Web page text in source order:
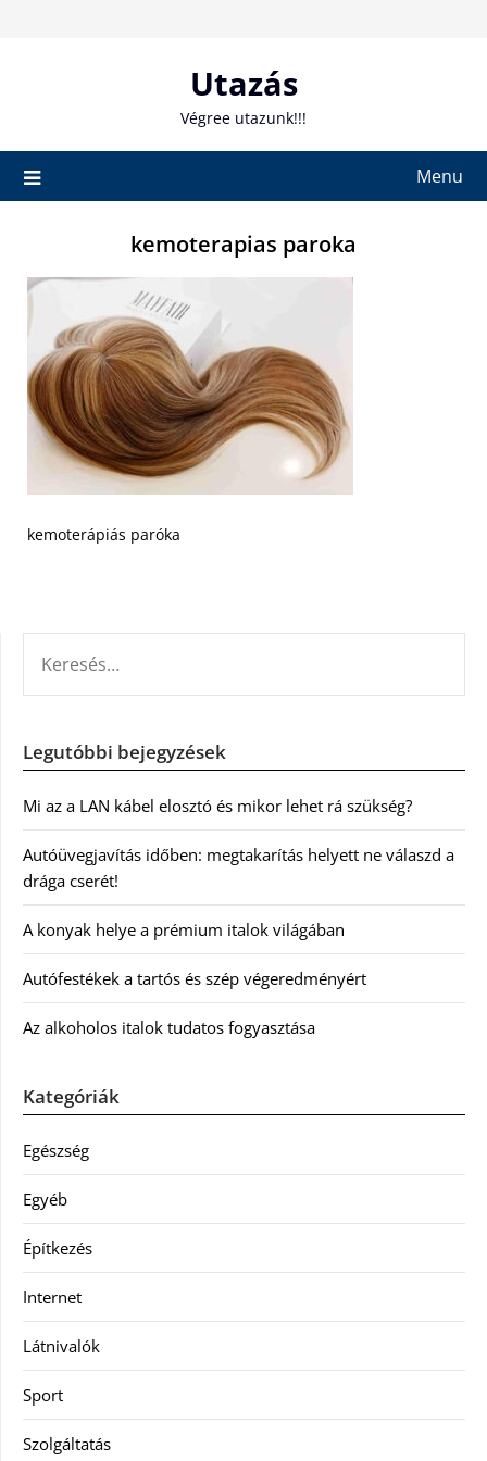
Utazás
Végree utazunk!!!
Menu
kemoterapias paroka
kemoterápiás paróka
Legutóbbi bejegyzések
Mi az a LAN kábel elosztó és mikor lehet rá szükség?
Autóüvegjavítás időben: megtakarítás helyett ne válaszd a
drága cserét!
A konyak helye a prémium italok világában
Autófestékek a tartós és szép végeredményért
Az alkoholos italok tudatos fogyasztása
Kategóriák
Egészség
Egyéb
Építkezés
Internet
Látnivalók
Sport
Szolgáltatás